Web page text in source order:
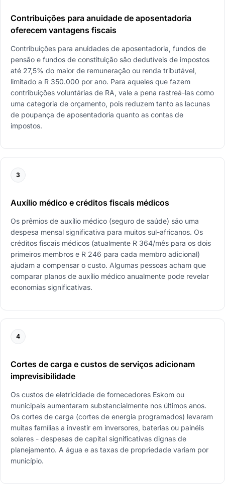
Contribuições para anuidade de aposentadoria
oferecem vantagens fiscais
Contribuições para anuidades de aposentadoria, fundos de
pensão e fundos de constituição são dedutíveis de impostos
até 27,5% do maior de remuneração ou renda tributável,
limitado a R 350.000 por ano. Para aqueles que fazem
contribuições voluntárias de RA, vale a pena rastreá-las como
uma categoria de orçamento, pois reduzem tanto as lacunas
de poupança de aposentadoria quanto as contas de
impostos.
3
Auxílio médico e créditos fiscais médicos
Os prêmios de auxílio médico (seguro de saúde) são uma
despesa mensal significativa para muitos sul-africanos. Os
créditos fiscais médicos (atualmente R 364/mês para os dois
primeiros membros e R 246 para cada membro adicional)
ajudam a compensar o custo. Algumas pessoas acham que
comparar planos de auxílio médico anualmente pode revelar
economias significativas.
4
Cortes de carga e custos de serviços adicionam
imprevisibilidade
Os custos de eletricidade de fornecedores Eskom ou
municipais aumentaram substancialmente nos últimos anos.
Os cortes de carga (cortes de energia programados) levaram
muitas famílias a investir em inversores, baterias ou painéis
solares - despesas de capital significativas dignas de
planejamento. A água e as taxas de propriedade variam por
município.